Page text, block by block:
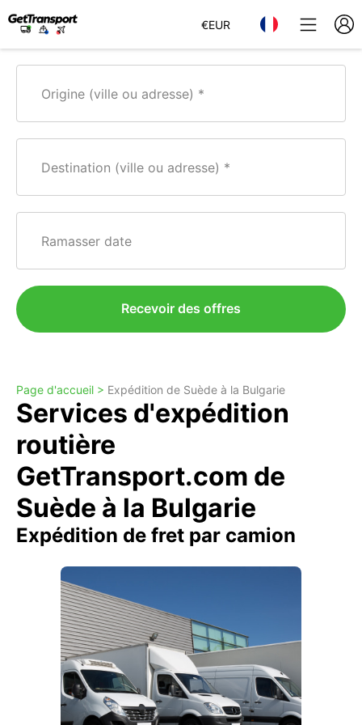
€EUR
Origine (ville ou adresse)
Destination (ville ou adresse)
Ramasser date
Recevoir des offres
Page d'accueil > Expédition de Suède à la Bulgarie
Services d'expédition
routière
GetTransport.com de
Suède à la Bulgarie
Expédition de fret par camion